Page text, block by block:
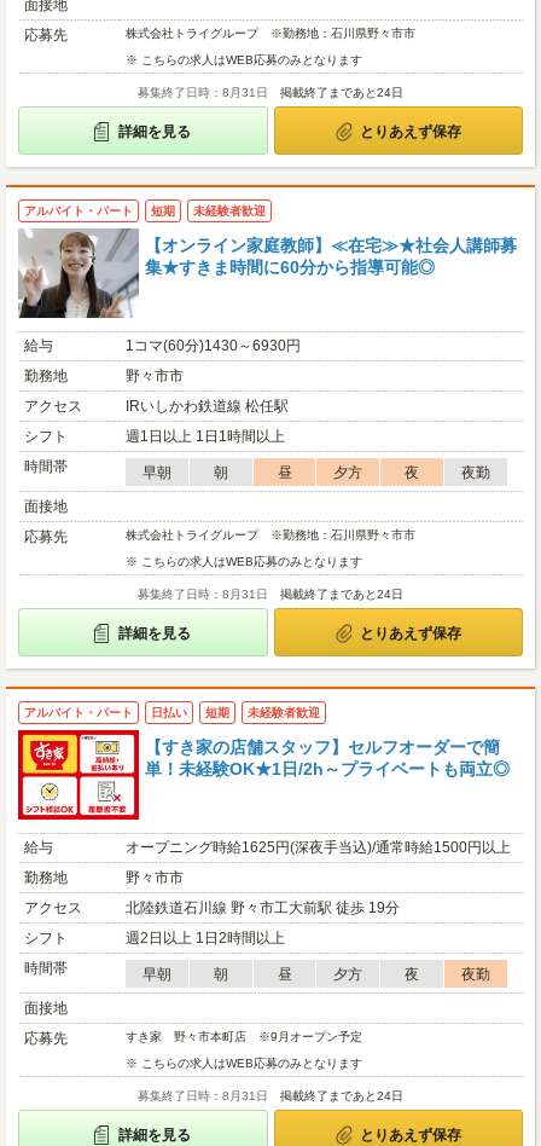
面接地
応募先
株式会社トライグループ ※勤務地：石川県野々市市
※ こちらの求人はWEB応募のみとなります
募集終了日時：8月31日 掲載終了まであと24日
詳細を見る とりあえず保存
アルバイト・パート 短期 未経験者歓迎
【オンライン家庭教師】≪在宅≫★社会人講師募
集★すきま時間に60分から指導可能◎
給与
1コマ(60分)1430～6930円
勤務地
野々市市
アクセス
IRいしかわ鉄道線 松任駅
シフト
週1日以上 1日1時間以上
時間帯
早朝 朝 昼 夕方 夜
夜勤
面接地
応募先
株式会社トライグループ ※勤務地：石川県野々市市
※ こちらの求人はWEB応募のみとなります
募集終了日時：8月31日 掲載終了まであと24日
詳細を見る とりあえず保存
アルバイト・パート 日払い 短期 未経験者歓迎
【すき家の店舗スタッフ】セルフオーダーで簡
単！未経験OK★1日/2h～プライベートも両立◎
給与
オープニング時給1625円(深夜手当込)/通常時給1500円以上
勤務地
野々市市
アクセス
北陸鉄道石川線 野々市工大前駅 徒歩 19分
シフト
週2日以上 1日2時間以上
時間帯
早朝 朝 昼 夕方 夜
夜勤
面接地
応募先
すき家 野々市本町店 ※9月オープン予定
※ こちらの求人はWEB応募のみとなります
募集終了日時：8月31日 掲載終了まであと24日
詳細を見る とりあえず保存